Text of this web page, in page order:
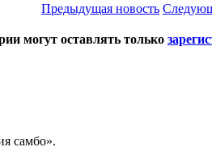
Предыдущая новость
могут оставлять только
самбо».